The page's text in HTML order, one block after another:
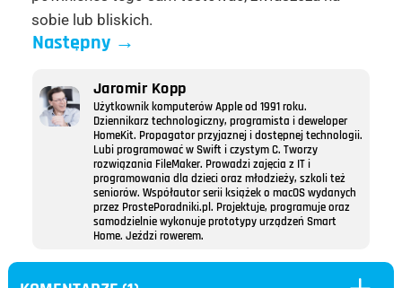
sobie lub bliskich.
Następny→
Jaromir Kopp
Użytkownik komputerów Apple od 1991 roku.
Dziennikarz technologiczny, programista i deweloper
HomeKit. Propagator przyjaznej i dostępnej technologii.
Lubi programować w Swift i czystym C. Tworzy
rozwiązania FileMaker. Prowadzi zajęcia z IT i
programowania dla dzieci oraz młodzieży, szkoli też
seniorów. Współautor serii książek o macOS wydanych
przez ProstePoradniki.pl. Projektuje, programuje oraz
samodzielnie wykonuje prototypy urządzeń Smart
Home. Jeździ rowerem.